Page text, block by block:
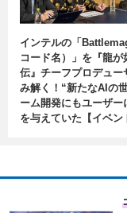
インテルの「
コード名）」を『龍が
伝』チーフプロデュー
み解く！“新たなAIの
ーム開発にもユーザー
を与えていた【イベン